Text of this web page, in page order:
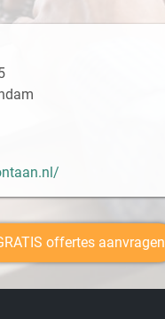
offertes aanvragen